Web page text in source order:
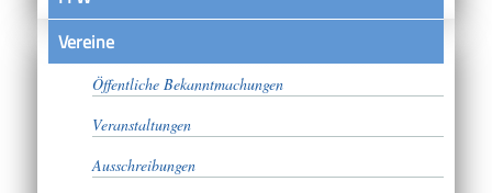
VereineSatzungen
Öffentliche Bekanntmachungen
Veranstaltungen
Ausschreibungen